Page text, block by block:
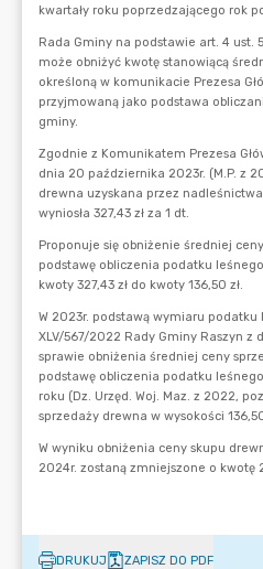
DRUKUJ ZAPISZ DO PDF